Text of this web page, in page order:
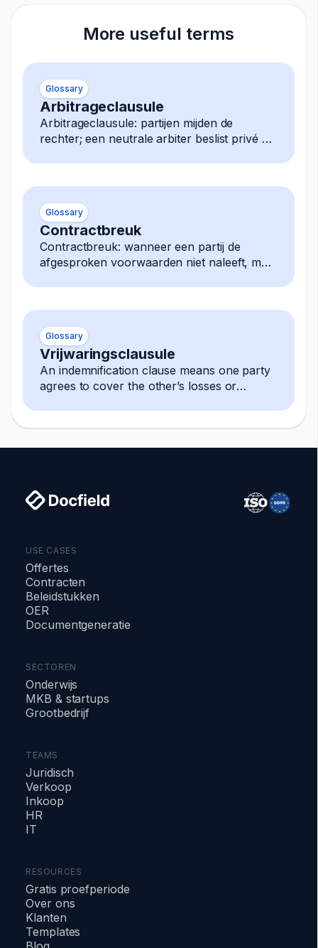
More useful terms
Glossary
Arbitrageclausule
Arbitrageclausule: partijen mijden de
rechter; een neutrale arbiter beslist privé elk
Glossary
Contractbreuk
Contractbreuk: wanneer een partij de
afgesproken voorwaarden niet naleeft, met
Glossary
Vrijwaringsclausule
An indemnification clause means one party
agrees to cover the other’s losses or
USE CASES
Offertes
Contracten
Beleidstukken
OER
Documentgeneratie
SECTOREN
Onderwijs
MKB & startups
Grootbedrijf
TEAMS
Juridisch
Verkoop
Inkoop
HR
IT
RESOURCES
Gratis proefperiode
Over ons
Klanten
Templates